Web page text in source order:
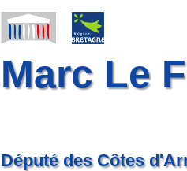
Marc Le
Député des Côtes